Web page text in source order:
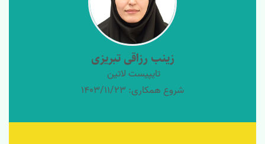
زینب رزاقی تبریزی
تایپیست لاتین
شروع همکاری: 1403/11/23